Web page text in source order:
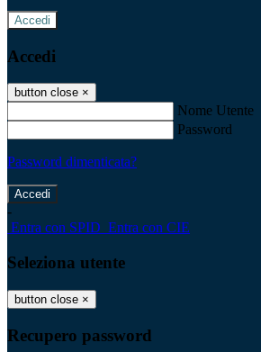
Accedi
Accedi
button close ×
Nome Utente
Password
Password dimenticata?
-
Entra con SPID Entra con CIE
Seleziona utente
button close ×
Recupero password